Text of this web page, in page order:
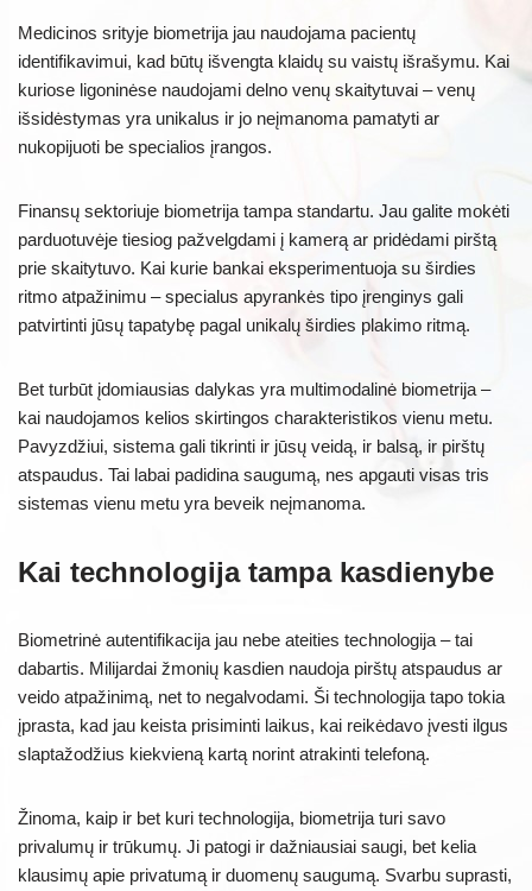
Medicinos srityje biometrija jau naudojama pacientų
identifikavimui, kad būtų išvengta klaidų su vaistų išrašymu. Kai
kuriose ligoninėse naudojami delno venų skaitytuvai – venų
išsidėstymas yra unikalus ir jo neįmanoma pamatyti ar
nukopijuoti be specialios įrangos.
Finansų sektoriuje biometrija tampa standartu. Jau galite mokėti
parduotuvėje tiesiog pažvelgdami į kamerą ar pridėdami pirštą
prie skaitytuvo. Kai kurie bankai eksperimentuoja su širdies
ritmo atpažinimu – specialus apyrankės tipo įrenginys gali
patvirtinti jūsų tapatybę pagal unikalų širdies plakimo ritmą.
Bet turbūt įdomiausias dalykas yra multimodalinė biometrija –
kai naudojamos kelios skirtingos charakteristikos vienu metu.
Pavyzdžiui, sistema gali tikrinti ir jūsų veidą, ir balsą, ir pirštų
atspaudus. Tai labai padidina saugumą, nes apgauti visas tris
sistemas vienu metu yra beveik neįmanoma.
Kai technologija tampa kasdienybe
Biometrinė autentifikacija jau nebe ateities technologija – tai
dabartis. Milijardai žmonių kasdien naudoja pirštų atspaudus ar
veido atpažinimą, net to negalvodami. Ši technologija tapo tokia
įprasta, kad jau keista prisiminti laikus, kai reikėdavo įvesti ilgus
slaptažodžius kiekvieną kartą norint atrakinti telefoną.
Žinoma, kaip ir bet kuri technologija, biometrija turi savo
privalumų ir trūkumų. Ji patogi ir dažniausiai saugi, bet kelia
klausimų apie privatumą ir duomenų saugumą. Svarbu suprasti,